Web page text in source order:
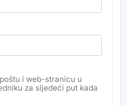
i web-stranicu u
za sljedeći put kada